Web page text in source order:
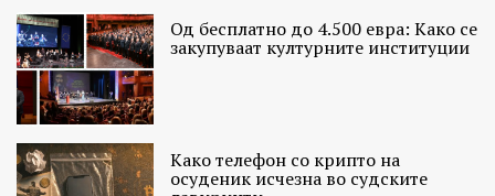
Од бесплатно до 4.500 евра: Како се
закупуваат културните институции
Како телефон со крипто на
осуденик исчезна во судските